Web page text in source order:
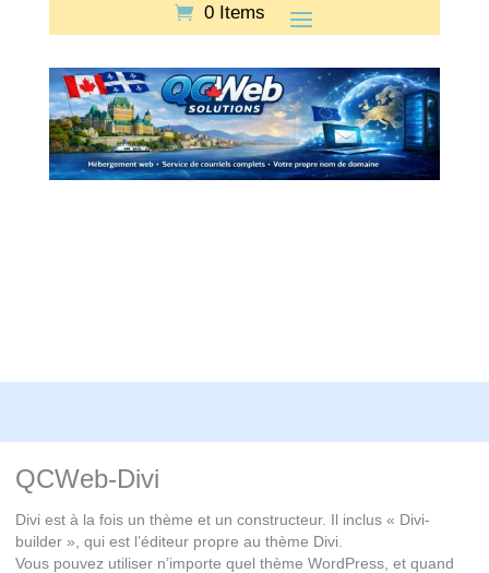
0 Items
QCWeb-Divi
Divi est à la fois un thème et un constructeur. Il inclus « Divi-
builder », qui est l’éditeur propre au thème Divi.
Vous pouvez utiliser n’importe quel thème WordPress, et quand